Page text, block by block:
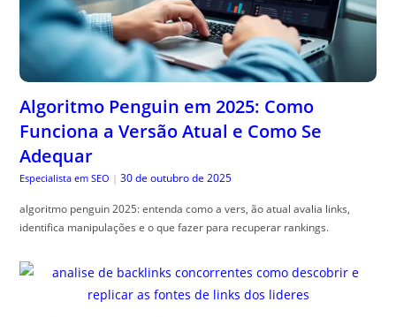
Algoritmo Penguin em 2025: Como
Funciona a Versão Atual e Como Se
Adequar
Especialista em SEO | 30 de outubro de 2025
algoritmo penguin 2025: entenda como a vers, ão atual avalia links,
identifica manipulações e o que fazer para recuperar rankings.